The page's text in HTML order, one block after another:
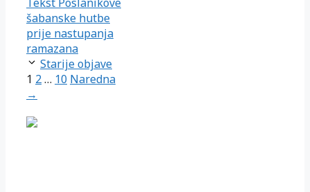
šabanske hutbe
prije nastupanja
ramazana
Starije objave
Page
1 Page
2… Page
10 Naredna
→